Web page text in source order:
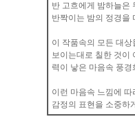
반 고흐에게 밤하늘은
반짝이는 밤의 정경을
이 작품속의 모든 대
보이는대로 칠한 것이
력이 낳은 마음속 풍
이런 마음속 느낌에
감정의 표현을 소중하